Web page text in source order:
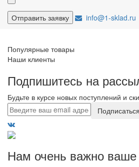
info@1-sklad.ru
Популярные товары
Наши клиенты
Подпишитесь на
Будьте в курсе новых поступлений и
Подписаться
Нам очень важно